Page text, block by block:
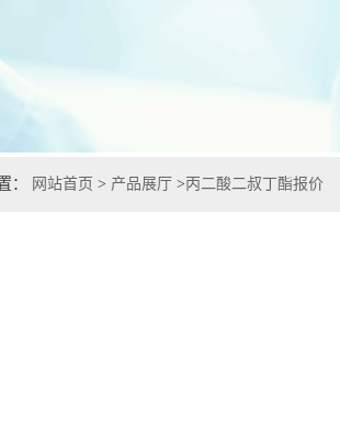
： 网站首页 > 产品展厅 >丙二酸二叔丁酯报价